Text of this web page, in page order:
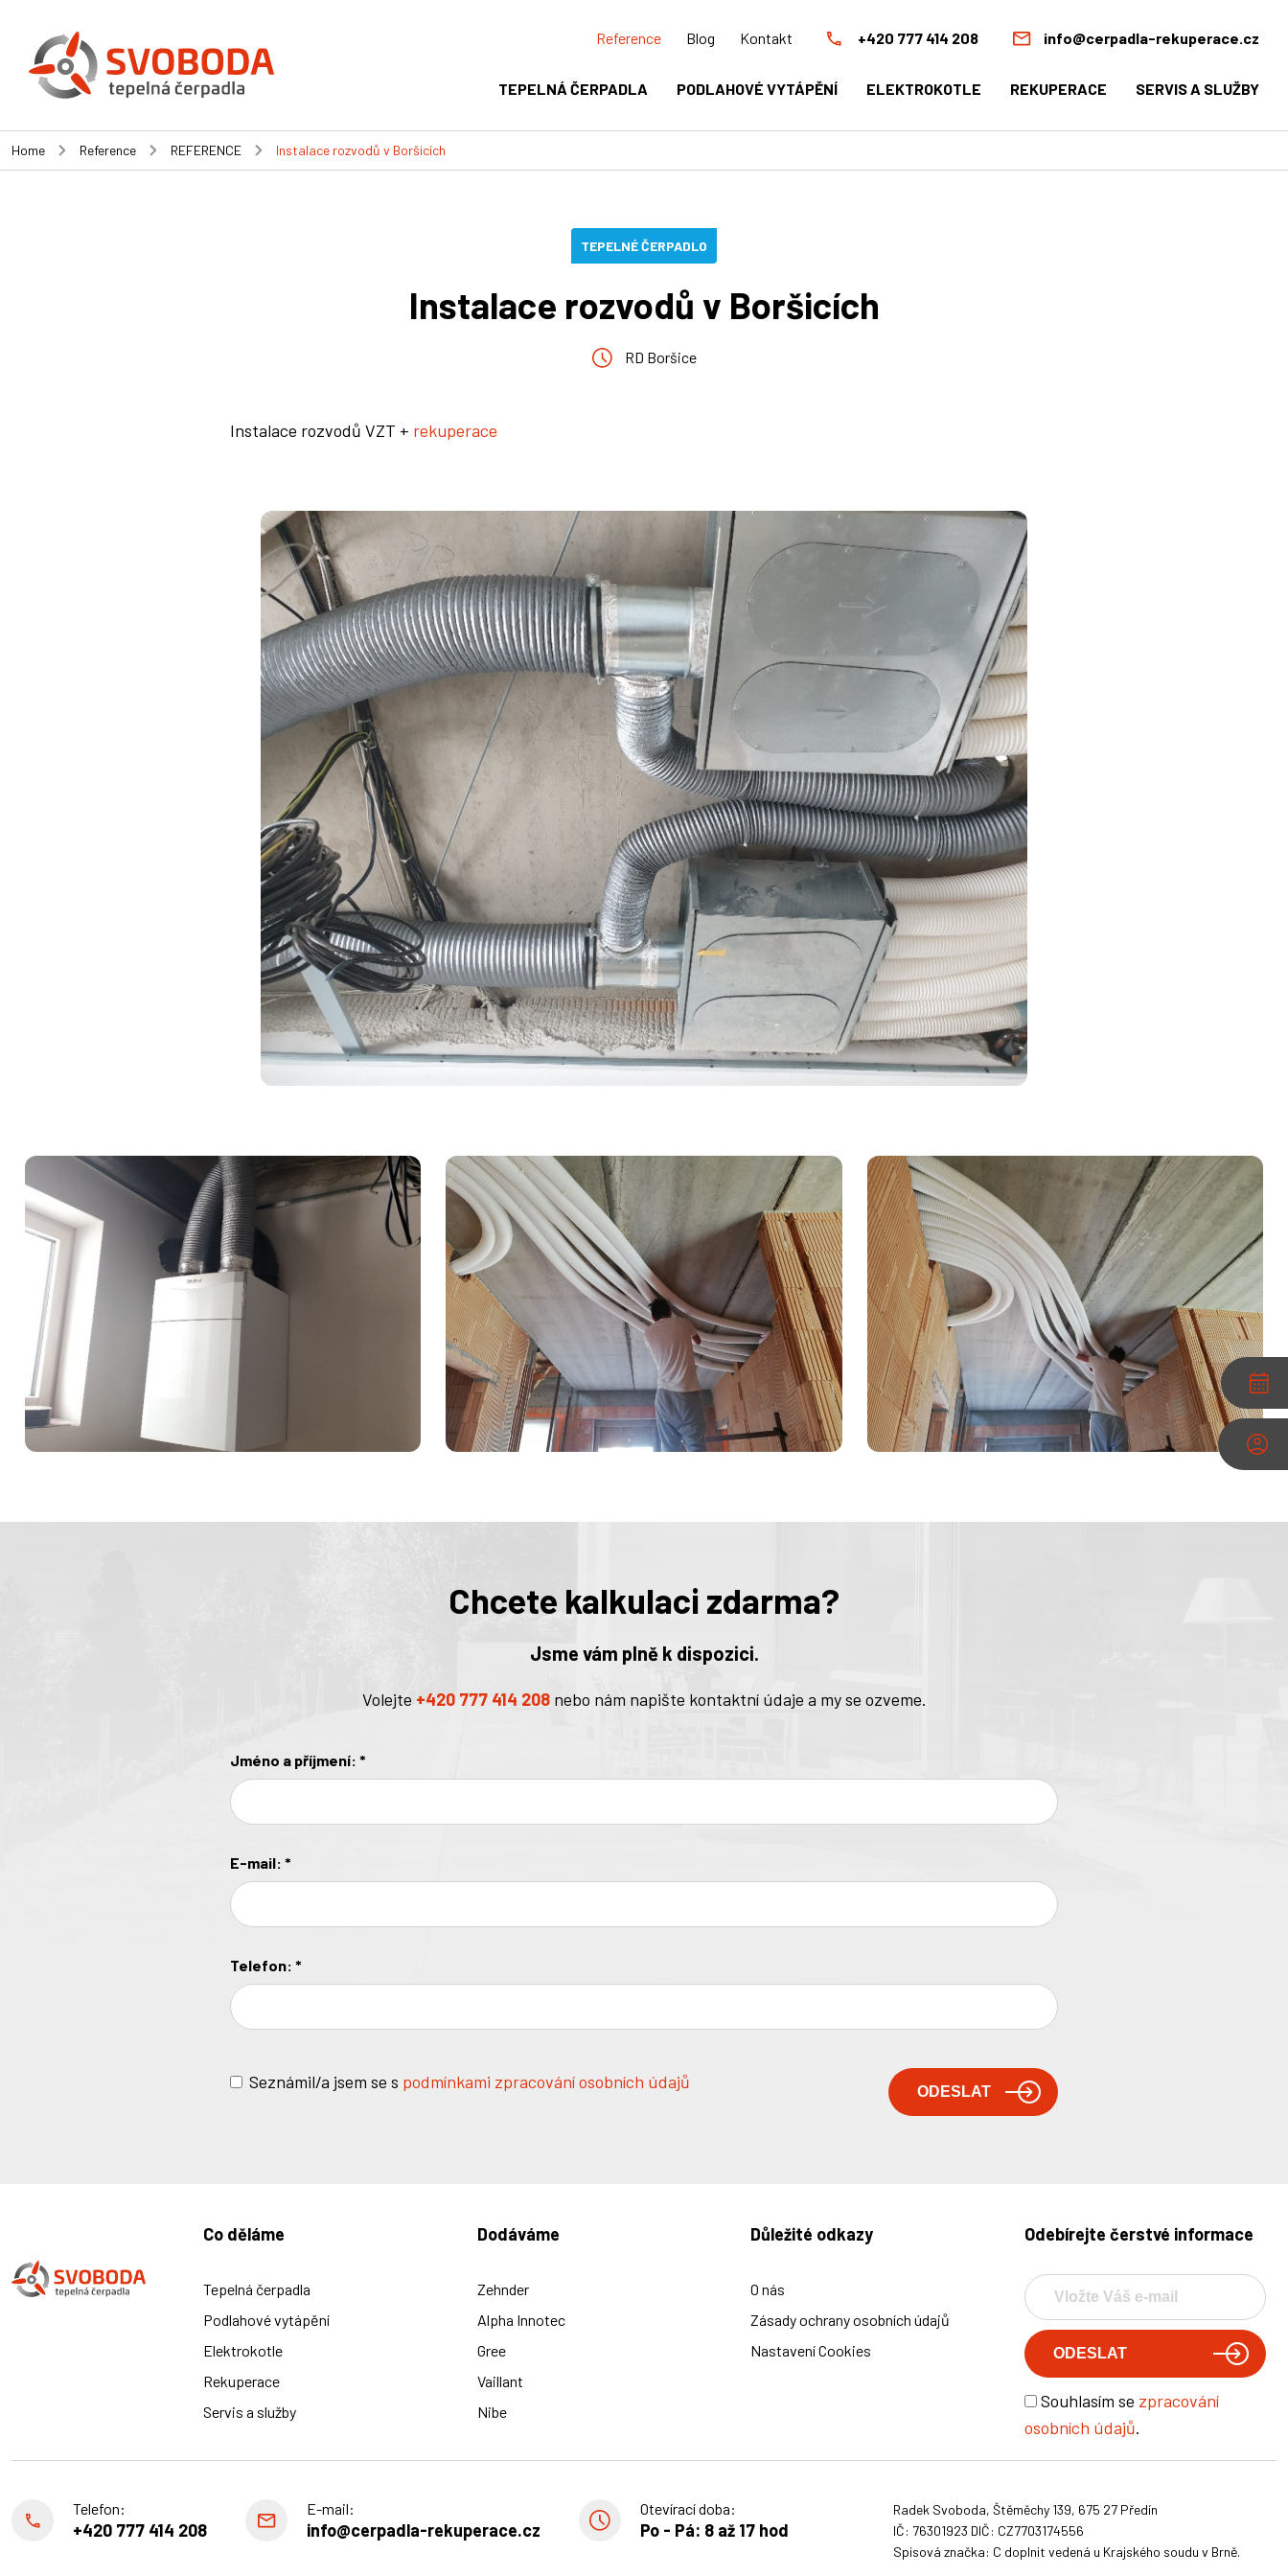
info@cerpadla-rekuperace.cz
+420 777 414 208
Reference Blog Kontakt
TEPELNÁ ČERPADLA PODLAHOVÉ VYTÁPĚNÍ ELEKTROKOTLE REKUPERACE SERVIS A SLUŽBY
Home Reference REFERENCE Instalace rozvodů v Boršicích
TEPELNÉ ČERPADLO
Instalace rozvodů v Boršicích
RD Boršice
Instalace rozvodů VZT + rekuperace
Chcete kalkulaci zdarma?
Jsme vám plně k dispozici.
Volejte +420 777 414 208nebo nám napište kontaktní údaje a my se ozveme.
Jméno a příjmení: *
E-mail: *
Telefon: *
Seznámil/a jsem se s podmínkami zpracování osobních údajů
Co děláme
Tepelná čerpadla
Podlahové vytápění
Elektrokotle
Rekuperace
Servis a služby
Dodáváme
Zehnder
Alpha Innotec
Gree
Vaillant
Nibe
Důležité odkazy
O nás
Zásady ochrany osobních údajů
Nastavení Cookies
Odebírejte čerstvé informace
Souhlasím se zpracování
osobních údajů.
Telefon:
+420 777 414 208
E-mail:
info@cerpadla-rekuperace.cz
Otevírací doba:
Po - Pá: 8 až 17 hod
Radek Svoboda, Štěměchy 139, 675 27 Předín
IČ: 76301923 DIČ: CZ7703174556
Spisová značka: C doplnit vedená u Krajského soudu v Brně.